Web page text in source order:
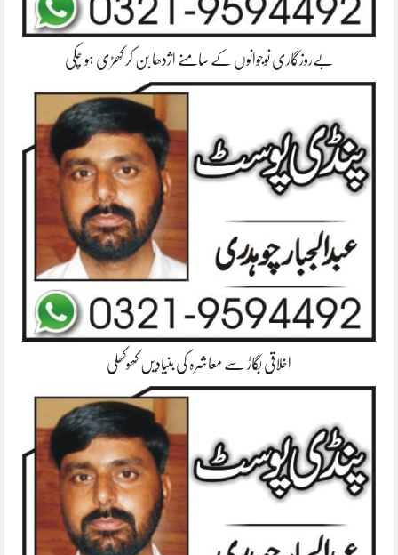
بےروزگاری نوجوانوں کے سامنے اژدھا بن کر کھڑی ہو چکی
اخلاقی بگاڑ سے معاشرہ کی بنیادیں کھوکھلی